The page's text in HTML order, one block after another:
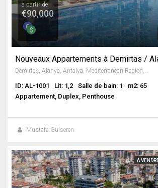
à partir de
€90,000
Nouveaux Appartements à Demirtas /
ID: AL-1001 Lit: 1,2 Salle de bain: 1
m2: 65
Appartement, Duplex, Penthouse
Mustafa Gülseren
A